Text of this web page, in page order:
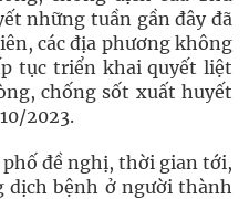
những tuần gần đây đã
các địa phương không
tục triển khai quyết liệt
chống sốt xuất huyết
2023.
đề nghị, thời gian tới,
dịch bệnh ở người thành